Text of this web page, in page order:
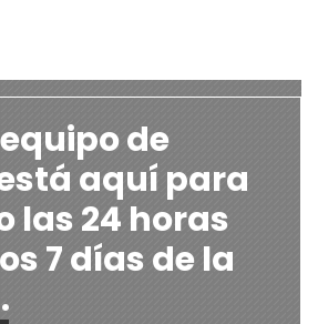
de
aquí para
las 24 horas
7 días de la